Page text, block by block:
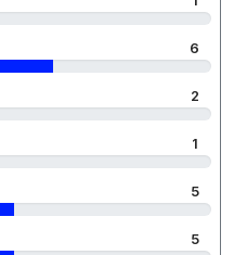
6
2
1
5
5